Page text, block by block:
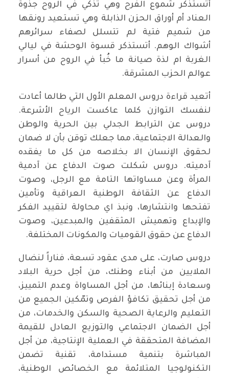
أتستذكر شموع الفرح وهي تذكي في الروح جذوة
العناد أم أوراق الحزن الذابلة وهي تستعيد رونقها
من شميم فتية لم تتسلل لصفاء سرائرهم
أشواك الوهم. أتستذكر قسوة الوحشة في ليالي
الغربة ام لذة صيانة ما خُبأ في الروح من أسرار
عوالم الحزب المشرقة.
أتعيد قراءة دروس المعلم الأول التي طالما أعادت
لنفسك التوازن كلما عاكست الرياح الأشرعة.
دروس عن الترابط الجدلي بين الحرية والوطن
والعدالة الاجتماعية، مما جعلك توقن بأن لا ضمان
لحقوق الإنسان الا بخلاصه من كل ما يفقده
آدميته. دروس شكلت صوت الدفاع عن آدمية
المرأة وعن مساواتها التامة مع الرجل، وصوت
الدفاع عن الثقافة الوطنية العراقية وتأمين
تفتحها وانتشارها، ونبذ اي محاولة لتقييد الفكر
والإبداع وتهميش المثقفين والمبدعين، وصوت
الدفاع عن حقوق القوميات والمكونات المختلفة.
دروس صارت، على مدى عقود تسعة، فناراً لنضال
الملايين من أبناء وطنك، من أجل حرية البلاد
وسعادة إبنائها، من أجل المساواة وعدم التمييز،
من أجل تحقيق تكافؤ الفرص وتمّكين الجميع من
التعليم والرعاية الصحية والسكن والخدمات، من
أجل الضمان الاجتماعي والتوزيع العادل للقيمة
المضافة المتحققة في العملية الإنتاجية، من أجل
المباشرة بتنمية مستدامة، تقنية تضمن
التكنولوجيا المتلائمة مع الخصائص الوطنية،